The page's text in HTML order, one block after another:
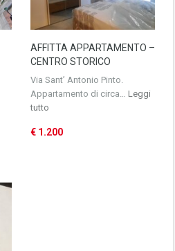
AFFITTA APPARTAMENTO –
CENTRO STORICO
Via Sant’ Antonio Pinto.
Appartamento di circa… Leggi
tutto
€ 1.200